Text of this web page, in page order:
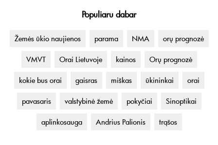
Populiaru dabar
Žemės ūkio naujienos parama NMA orų prognozė
VMVT Orai Lietuvoje kainos Orų prognozė
kokie bus orai gaisras miškas ūkininkai orai
pavasaris valstybinė žemė pokyčiai Sinoptikai
aplinkosauga Andrius Palionis trąšos